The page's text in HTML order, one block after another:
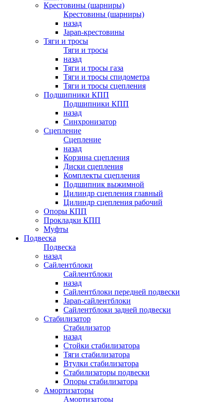
Крестовины (шарниры)
Крестовины (шарниры)
назад
Japan-крестовины
Тяги и тросы
Тяги и тросы
назад
Тяги и тросы газа
Тяги и тросы спидометра
Тяги и тросы сцепления
Подшипники КПП
Подшипники КПП
назад
Синхронизатор
Сцепление
Сцепление
назад
Корзина сцепления
Диски сцепления
Комплекты сцепления
Подшипник выжимной
Цилиндр сцепления главный
Цилиндр сцепления рабочий
Опоры КПП
Прокладки КПП
Муфты
Подвеска
Подвеска
назад
Сайлентблоки
Сайлентблоки
назад
Сайлентблоки передней подвески
Japan-сайлентблоки
Сайлентблоки задней подвески
Стабилизатор
Стабилизатор
назад
Стойки стабилизатора
Тяги стабилизатора
Втулки стабилизатора
Стабилизаторы подвески
Опоры стабилизатора
Амортизаторы
Амортизаторы